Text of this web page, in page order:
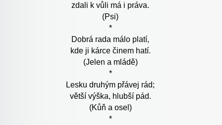
zdali k vůli má i práva.
(Psi)
*
Dobrá rada málo platí,
kde ji kárce činem hatí.
(Jelen a mládě)
*
Lesku druhým přávej rád;
větší výška, hlubší pád.
(Kůň a osel)
*